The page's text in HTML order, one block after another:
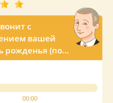
с
вашей
рожденья (по
00:00